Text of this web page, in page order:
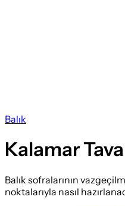
Balık
Kalamar
Balık sofralarının
noktalarıyla nasıl